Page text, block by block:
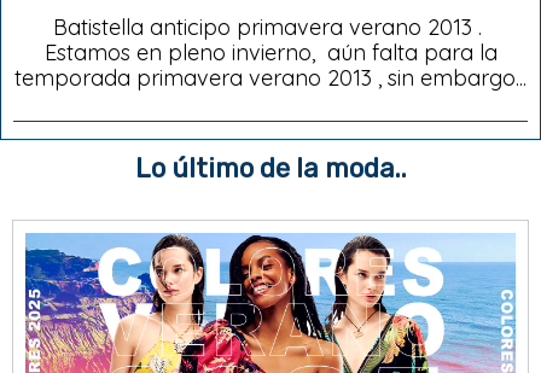
Batistella anticipo primavera verano 2013 .
Estamos en pleno invierno, aún falta para la
temporada primavera verano 2013 , sin embargo...
Lo último de la moda..